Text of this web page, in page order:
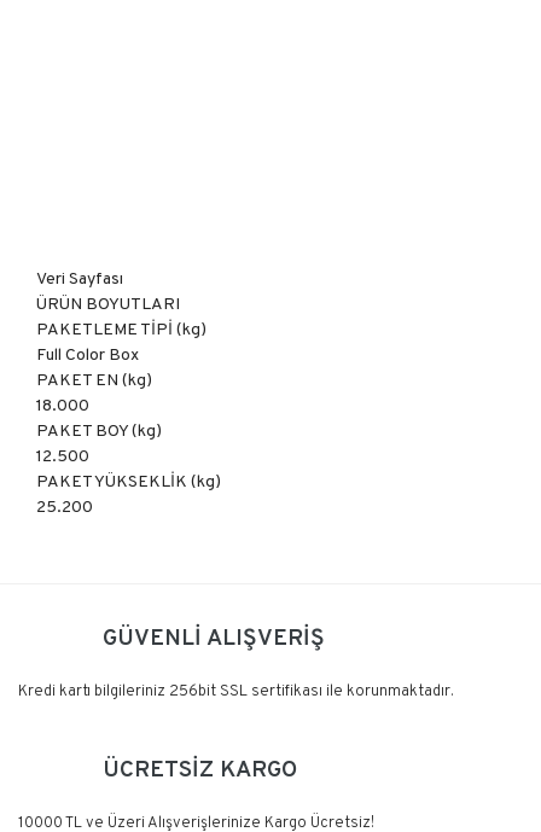
Veri Sayfası
ÜRÜN BOYUTLARI
PAKETLEME TİPİ (kg)
Full Color Box
PAKET EN (kg)
18.000
PAKET BOY (kg)
12.500
PAKET YÜKSEKLİK (kg)
25.200
Yorum Yaz
GÜVENLİ ALIŞVERİŞ
Kredi kartı bilgileriniz 256bit SSL sertifikası ile korunmaktadır.
ÜCRETSİZ KARGO
10000 TL ve Üzeri Alışverişlerinize Kargo Ücretsiz!